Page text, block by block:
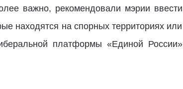
важно, рекомендовали мэрии ввести
находятся на спорных территориях или
платформы «Единой России»